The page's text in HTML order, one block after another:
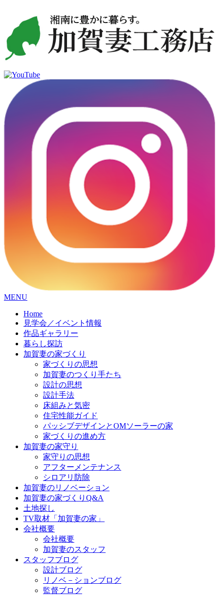
コ
MENU
Home
見学会／イベント情報
作品ギャラリー
暮らし探訪
加賀妻の家づくり
家づくりの思想
加賀妻のつくり手たち
設計の思想
設計手法
床組みと気密
住宅性能ガイド
パッシブデザインとOMソーラーの家
家づくりの進め方
加賀妻の家守り
家守りの思想
アフターメンテナンス
シロアリ防除
加賀妻のリノベーション
加賀妻の家づくりQ&A
土地探し
TV取材「加賀妻の家」
会社概要
会社概要
加賀妻のスタッフ
スタッフブログ
設計ブログ
リノベ－ションブログ
監督ブログ